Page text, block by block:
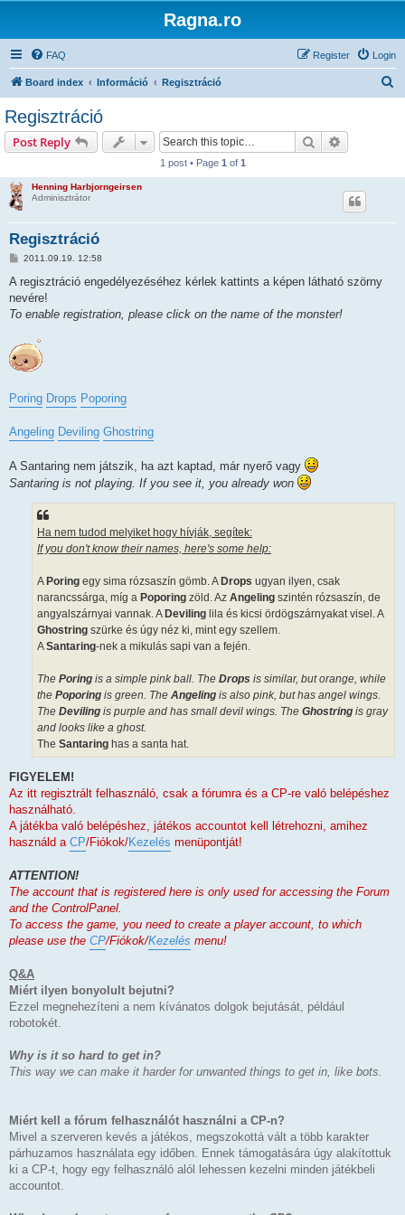
Ragna.ro
FAQ Login
Register
Board index Információ Regisztráció
Regisztráció
Post Reply Search
1 post • Page 1 of 1
Henning Harbjorngeirsen
Adminisztrátor
Regisztráció
P
s
2011.09.19. 12:58
A regisztráció engedélyezéséhez kérlek kattints a képen látható szörny
nevére!
To enable registration, please click on the name of the monster!
Poring Drops Poporing
Angeling Deviling Ghostring
A Santaring nem játszik, ha azt kaptad, már nyerő vagy
Santaring is not playing. If you see it, you already won
Ha nem tudod melyiket hogy hívják, segítek:
If you don't know their names, here's some help:
A Poring egy sima rózsaszín gömb. A Drops ugyan ilyen, csak
narancssárga, míg a Poporing zöld. Az Angeling szintén rózsaszín, de
angyalszárnyai vannak. A Deviling lila és kicsi ördögszárnyakat visel. A
Ghostring szürke és úgy néz ki, mint egy szellem.
ASantaring-nek a mikulás sapi van a fején.
The Poring is a simple pink ball. The Drops is similar, but orange, while
the Poporing is green. The Angeling is also pink, but has angel wings.
The Deviling is purple and has small devil wings. The Ghostring is gray
and looks like a ghost.
The Santaring has a santa hat.
FIGYELEM!
Az itt regisztrált felhasználó, csak a fórumra és a CP-re való belépéshez
használható.
A játékba való belépéshez, játékos accountot kell létrehozni, amihez
használd a CP/Fiókok/Kezelés menüpontját!
ATTENTION!
The account that is registered here is only used for accessing the Forum
and the ControlPanel.
To access the game, you need to create a player account, to which
please use the CP/Fiókok/Kezelés menu!
Q&A
Miért ilyen bonyolult bejutni?
Ezzel megnehezíteni a nem kívánatos dolgok bejutását, például
robotokét.
Why is it so hard to get in?
This way we can make it harder for unwanted things to get in, like bots.
Miért kell a fórum felhasználót használni a CP-n?
Mivel a szerveren kevés a játékos, megszokottá vált a több karakter
párhuzamos használata egy időben. Ennek támogatására úgy alakítottuk
ki a CP-t, hogy egy felhasználó alól lehessen kezelni minden játékbeli
accountot.